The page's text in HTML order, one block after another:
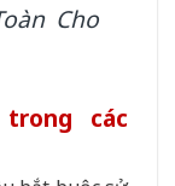
Cho
các